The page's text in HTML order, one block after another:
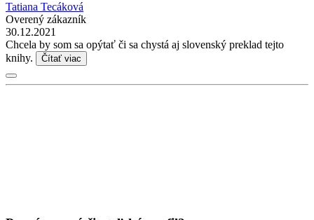
Tatiana Tecáková
Overený zákazník
30.12.2021
Chcela by som sa opýtať či sa chystá aj slovenský preklad tejto
knihy.
Čítať viac